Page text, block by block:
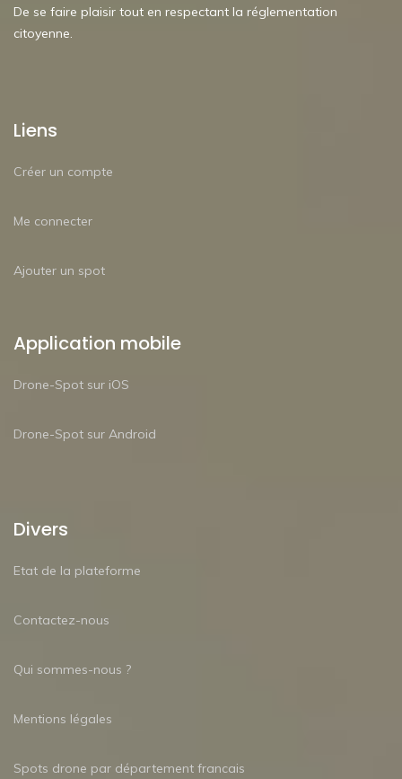
De se faire plaisir tout en respectant la réglementation
citoyenne.
Liens
Créer un compte
Me connecter
Ajouter un spot
Application mobile
Drone-Spot sur iOS
Drone-Spot sur Android
Divers
Etat de la plateforme
Contactez-nous
Qui sommes-nous ?
Mentions légales
Spots drone par département francais